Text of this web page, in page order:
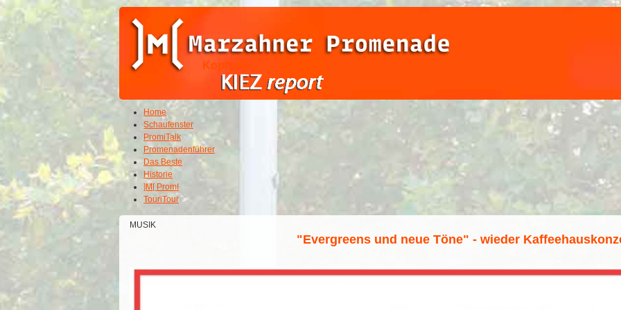
Kopfzeile
Home
Schaufenster
PromiTalk
Promenadenführer
Das Beste
Historie
]M[ PromI
TouriTour
MUSIK
"Evergreens und neue Töne" - wieder